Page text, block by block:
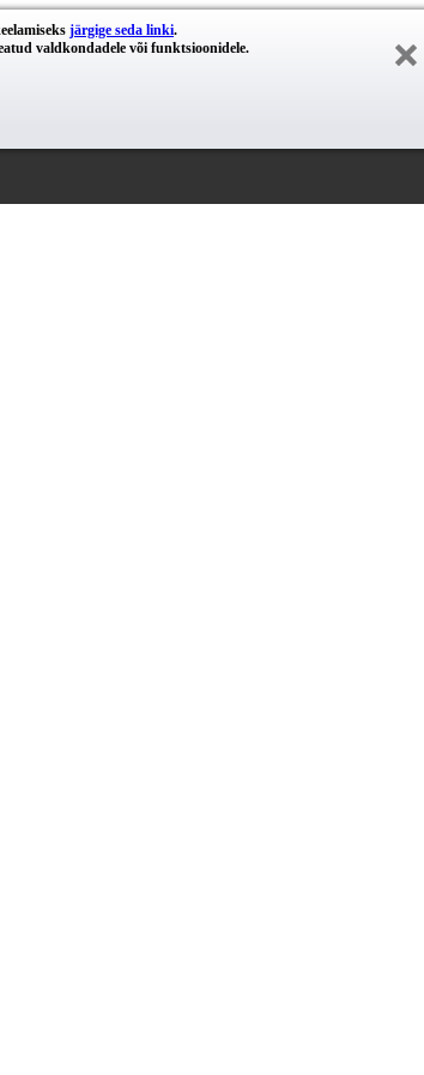
järgige seda linki.
valdkondadele või funktsioonidele.